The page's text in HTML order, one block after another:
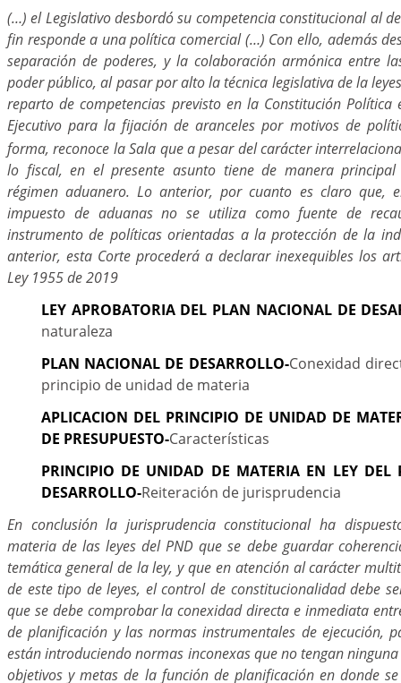
(…) el Legislativo desbordó su competencia constitucional al
fin responde a una política comercial (…) Con ello, además
separación de poderes, y la colaboración armónica entre
poder público, al pasar por alto la técnica legislativa de la
reparto de competencias previsto en la Constitución Política
Ejecutivo para la fijación de aranceles por motivos de
forma, reconoce la Sala que a pesar del carácter
lo fiscal, en el presente asunto tiene de manera principal
régimen aduanero. Lo anterior, por cuanto es claro que,
impuesto de aduanas no se utiliza como fuente de
instrumento de políticas orientadas a la protección de la
anterior, esta Corte procederá a declarar inexequibles los
Ley 1955 de 2019
LEY APROBATORIA DEL PLAN NACIONAL DE
naturaleza
PLAN NACIONAL DE DESARROLLO-Conexidad
principio de unidad de materia
APLICACION DEL PRINCIPIO DE UNIDAD DE
DE PRESUPUESTO-Características
PRINCIPIO DE UNIDAD DE MATERIA EN LEY
DESARROLLO-Reiteración de jurisprudencia
En conclusión la jurisprudencia constitucional ha
materia de las leyes del PND que se debe guardar
temática general de la ley, y que en atención al carácter
de este tipo de leyes, el control de constitucionalidad debe
que se debe comprobar la conexidad directa e inmediata
de planificación y las normas instrumentales de ejecución,
están introduciendo normas inconexas que no tengan
objetivos y metas de la función de planificación en donde